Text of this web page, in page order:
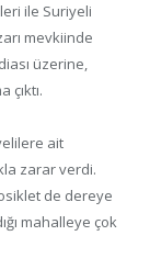
ile Suriyeli
mevkiinde
üzerine,
ait
zarar verdi.
de dereye
mahalleye çok